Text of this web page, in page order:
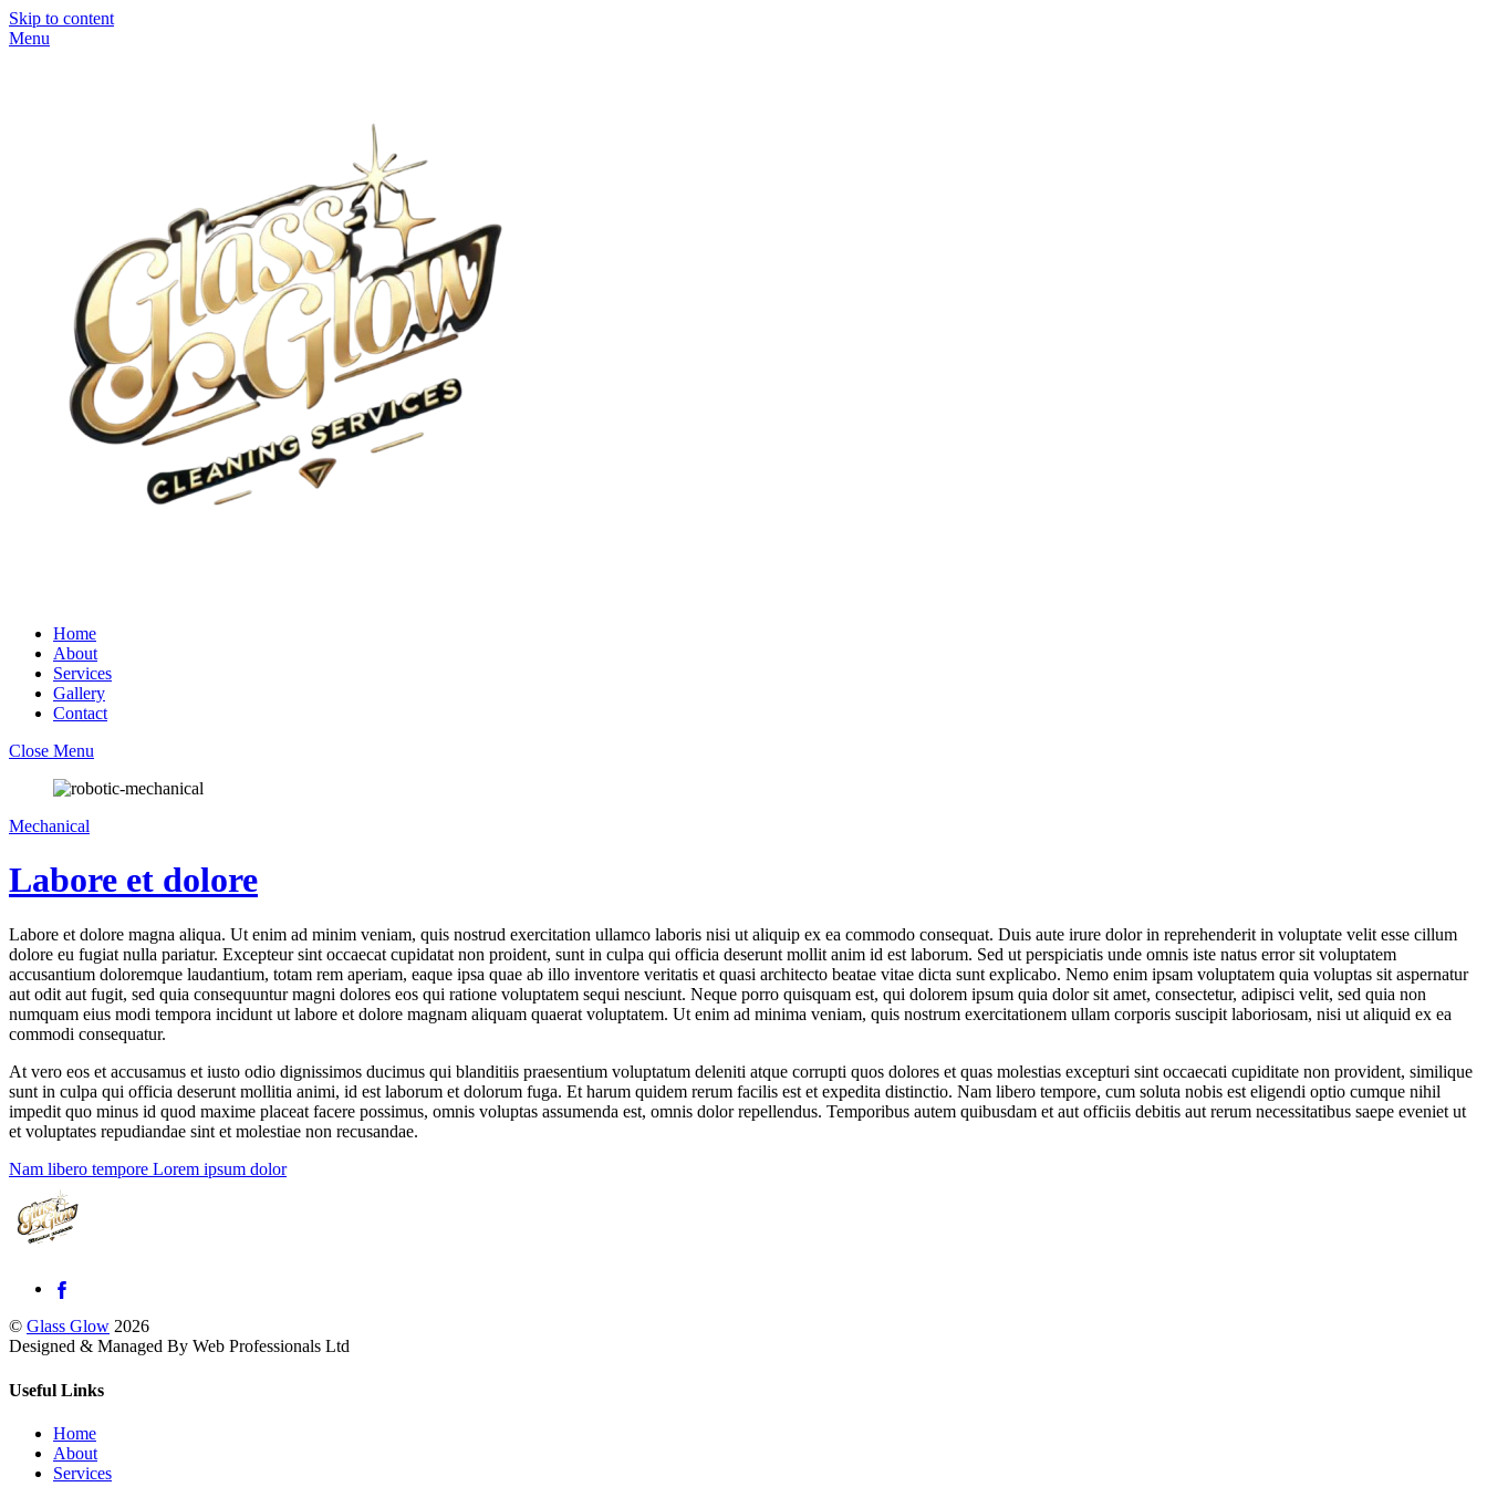
Skip to content
Menu
Home
About
Services
Gallery
Contact
Close Menu
Mechanical
Labore et dolore
Labore et dolore magna aliqua. Ut enim ad minim veniam, quis nostrud exercitation ullamco laboris nisi ut aliquip ex ea commodo consequat. Duis aute irure dolor in reprehenderit in voluptate velit esse cillum
dolore eu fugiat nulla pariatur. Excepteur sint occaecat cupidatat non proident, sunt in culpa qui officia deserunt mollit anim id est laborum. Sed ut perspiciatis unde omnis iste natus error sit voluptatem
accusantium doloremque laudantium, totam rem aperiam, eaque ipsa quae ab illo inventore veritatis et quasi architecto beatae vitae dicta sunt explicabo. Nemo enim ipsam voluptatem quia voluptas sit aspernatur
aut odit aut fugit, sed quia consequuntur magni dolores eos qui ratione voluptatem sequi nesciunt. Neque porro quisquam est, qui dolorem ipsum quia dolor sit amet, consectetur, adipisci velit, sed quia non
numquam eius modi tempora incidunt ut labore et dolore magnam aliquam quaerat voluptatem. Ut enim ad minima veniam, quis nostrum exercitationem ullam corporis suscipit laboriosam, nisi ut aliquid ex ea
commodi consequatur.
At vero eos et accusamus et iusto odio dignissimos ducimus qui blanditiis praesentium voluptatum deleniti atque corrupti quos dolores et quas molestias excepturi sint occaecati cupiditate non provident, similique
sunt in culpa qui officia deserunt mollitia animi, id est laborum et dolorum fuga. Et harum quidem rerum facilis est et expedita distinctio. Nam libero tempore, cum soluta nobis est eligendi optio cumque nihil
impedit quo minus id quod maxime placeat facere possimus, omnis voluptas assumenda est, omnis dolor repellendus. Temporibus autem quibusdam et aut officiis debitis aut rerum necessitatibus saepe eveniet ut
et voluptates repudiandae sint et molestiae non recusandae.
Nam libero tempore Lorem ipsum dolor
© Glass Glow 2026
Designed & Managed By Web Professionals Ltd
Useful Links
Home
About
Services